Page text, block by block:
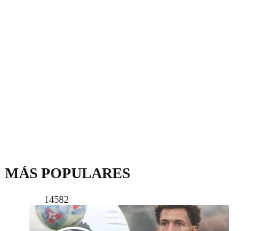
MÁS POPULARES
14582